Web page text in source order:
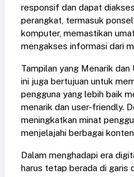
responsif dan dapat
perangkat, termasuk
komputer, memastikan
mengakses informasi dari
Tampilan yang Menarik dan
ini juga bertujuan untuk
pengguna yang lebih baik
menarik dan user-friendly.
meningkatkan minat
menjelajahi berbagai
Dalam menghadapi era
harus tetap berada di garis